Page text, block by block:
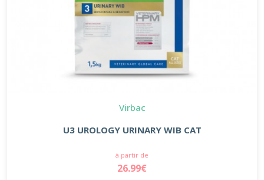
Virbac
U3 UROLOGY URINARY WIB CAT
à partir de
26.99€